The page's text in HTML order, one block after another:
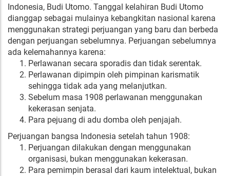
Indonesia, Budi Utomo. Tanggal kelahiran Budi Utomo
dianggap sebagai mulainya kebangkitan nasional karena
menggunakan strategi perjuangan yang baru dan berbeda
dengan perjuangan sebelumnya. Perjuangan sebelumnya
ada kelemahannya karena:
Perlawanan secara sporadis dan tidak serentak.
Perlawanan dipimpin oleh pimpinan karismatik
sehingga tidak ada yang melanjutkan.
Sebelum masa 1908 perlawanan menggunakan
kekerasan senjata.
Para pejuang di adu domba oleh penjajah.
Perjuangan bangsa Indonesia setelah tahun 1908:
Perjuangan dilakukan dengan menggunakan
organisasi, bukan menggunakan kekerasan.
Para pemimpin berasal dari kaum intelektual, bukan